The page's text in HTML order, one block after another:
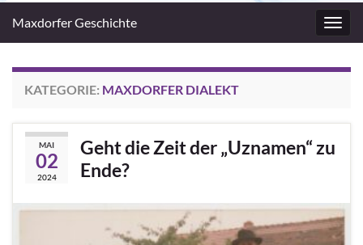
Maxdorfer Geschichte
KATEGORIE: MAXDORFER DIALEKT
MAI
02
2024
Geht die Zeit der „Uznamen“ zu
Ende?